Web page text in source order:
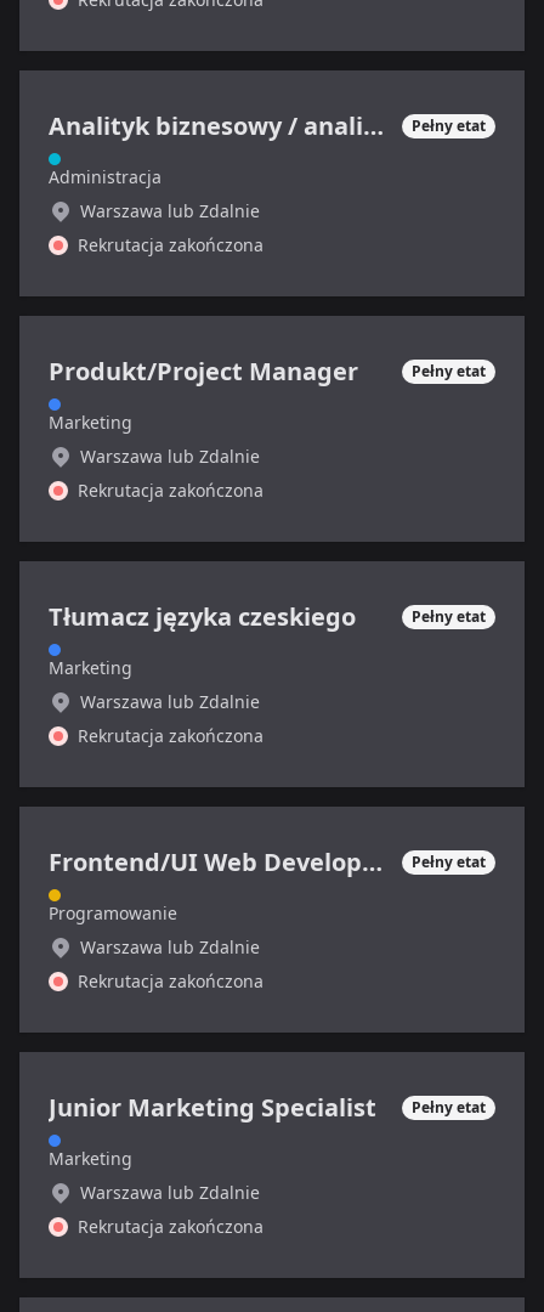
Analityk biznesowy / analityczka biznesowa / product owner Pełny etat
Administracja
Warszawa lub Zdalnie
Rekrutacja zakończona
Produkt/Project Manager Pełny etat
Marketing
Warszawa lub Zdalnie
Rekrutacja zakończona
Tłumacz języka czeskiego Pełny etat
Marketing
Warszawa lub Zdalnie
Rekrutacja zakończona
Frontend/UI Web Developer/Designer Pełny etat
Programowanie
Warszawa lub Zdalnie
Rekrutacja zakończona
Junior Marketing Specialist Pełny etat
Marketing
Warszawa lub Zdalnie
Rekrutacja zakończona